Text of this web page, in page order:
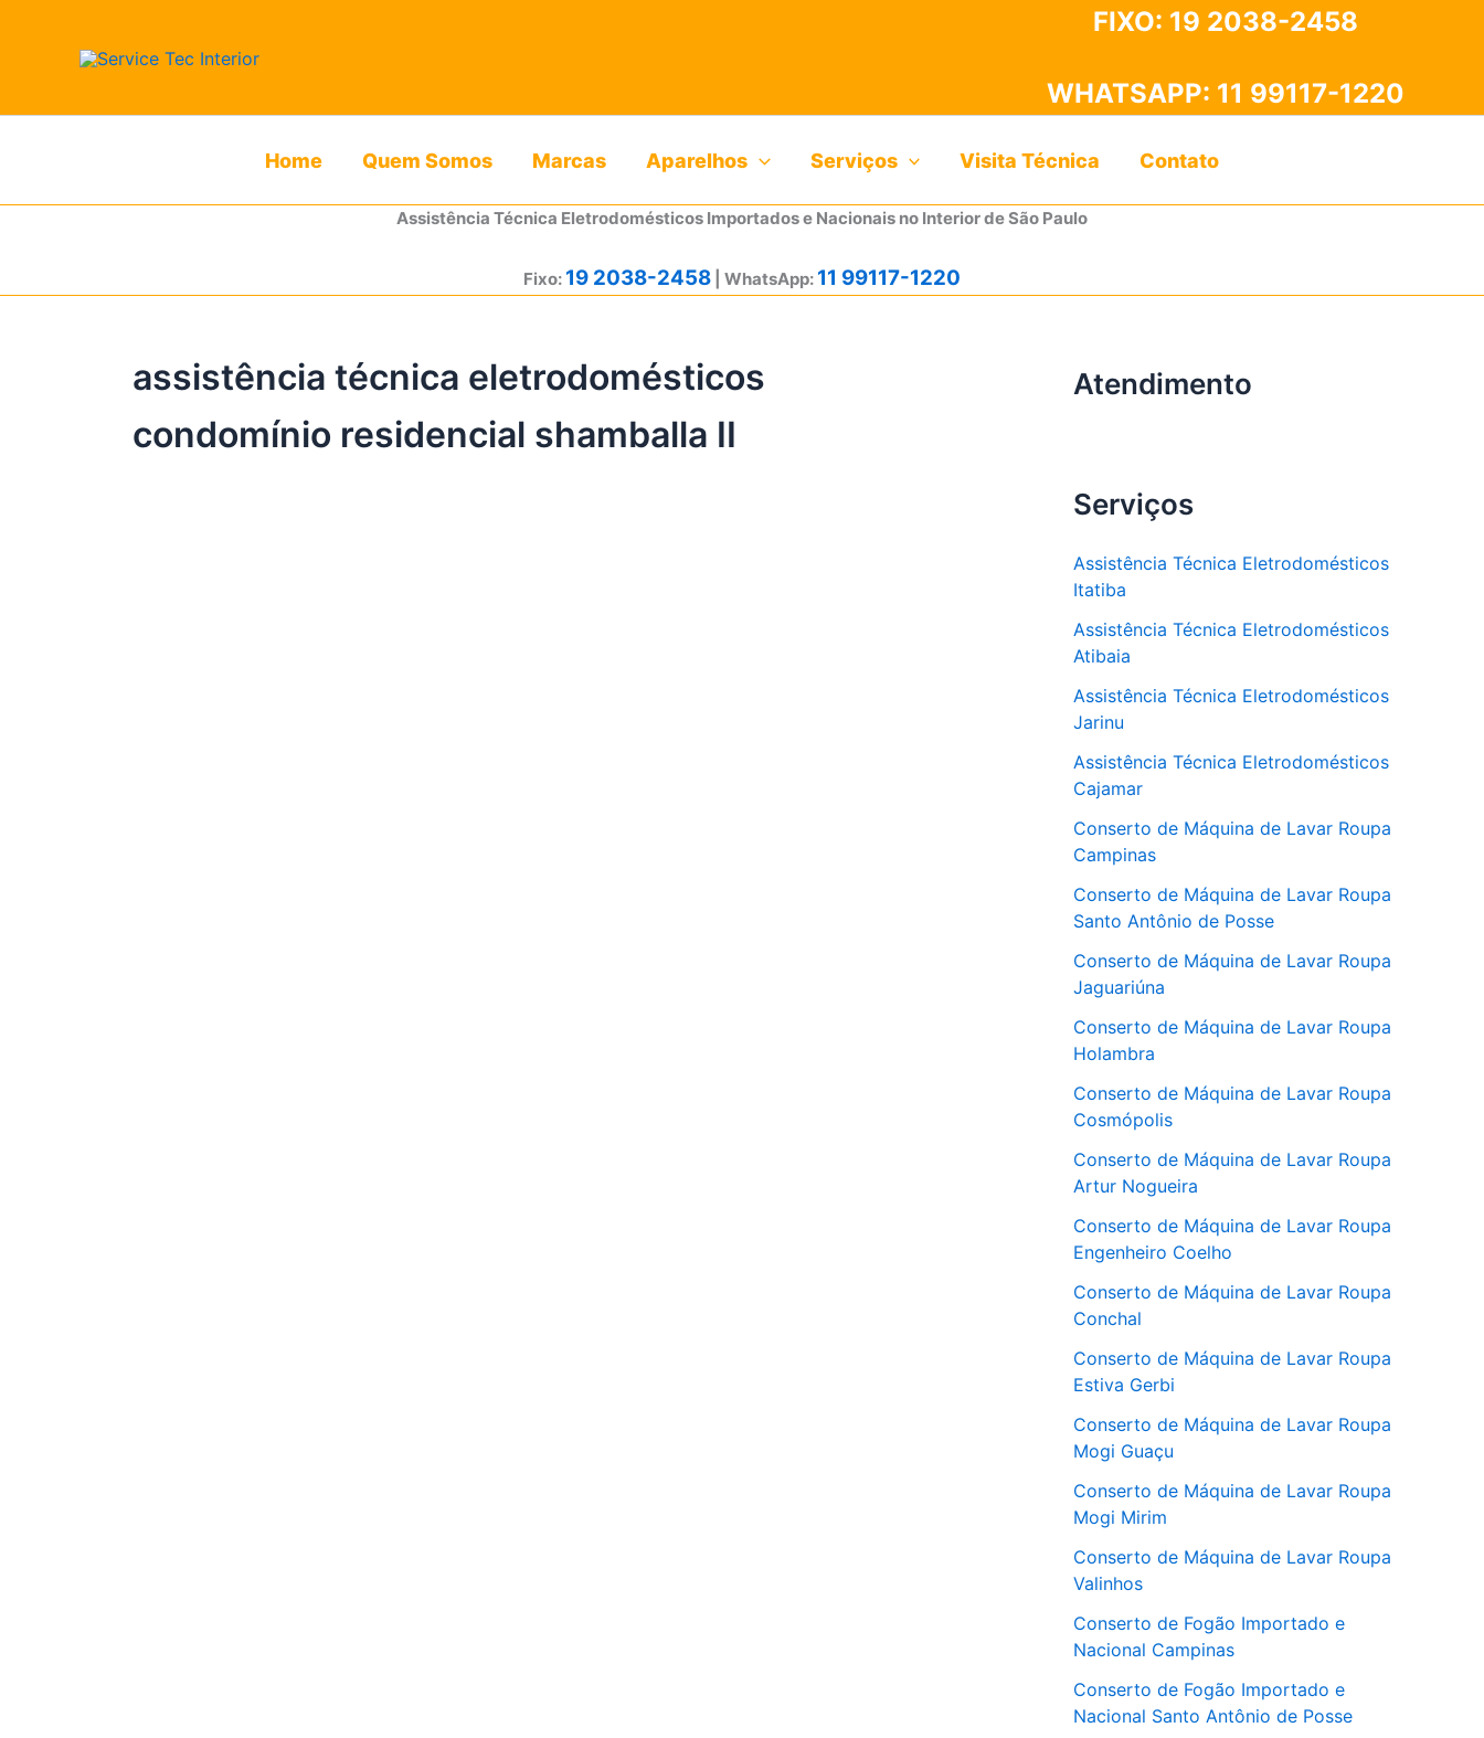
FIXO: 19 2038-2458
WHATSAPP: 11 99117-1220
Home Quem Somos Marcas Aparelhos Serviços Visita Técnica Contato
Assistência Técnica Eletrodomésticos Importados e Nacionais no Interior de São Paulo
Fixo: 19 2038-2458 | WhatsApp: 11 99117-1220
assistência técnica eletrodomésticos
condomínio residencial shamballa II
Atendimento
Serviços
Assistência Técnica Eletrodomésticos
Itatiba
Assistência Técnica Eletrodomésticos
Atibaia
Assistência Técnica Eletrodomésticos
Jarinu
Assistência Técnica Eletrodomésticos
Cajamar
Conserto de Máquina de Lavar Roupa
Campinas
Conserto de Máquina de Lavar Roupa
Santo Antônio de Posse
Conserto de Máquina de Lavar Roupa
Jaguariúna
Conserto de Máquina de Lavar Roupa
Holambra
Conserto de Máquina de Lavar Roupa
Cosmópolis
Conserto de Máquina de Lavar Roupa
Artur Nogueira
Conserto de Máquina de Lavar Roupa
Engenheiro Coelho
Conserto de Máquina de Lavar Roupa
Conchal
Conserto de Máquina de Lavar Roupa
Estiva Gerbi
Conserto de Máquina de Lavar Roupa
Mogi Guaçu
Conserto de Máquina de Lavar Roupa
Mogi Mirim
Conserto de Máquina de Lavar Roupa
Valinhos
Conserto de Fogão Importado e
Nacional Campinas
Conserto de Fogão Importado e
Nacional Santo Antônio de Posse